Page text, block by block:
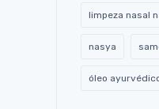
limpeza nasal
nasya
óleo